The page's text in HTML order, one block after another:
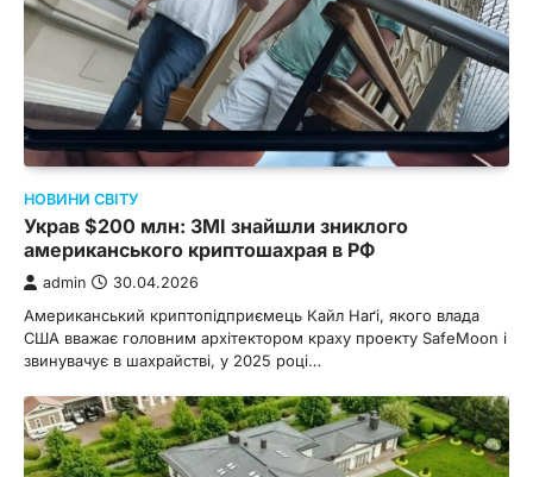
НОВИНИ СВІТУ
Украв $200 млн: ЗМІ знайшли зниклого
американського криптошахрая в РФ
admin 30.04.2026
Американський криптопідприємець Кайл Наґі, якого влада
США вважає головним архітектором краху проекту SafeMoon і
звинувачує в шахрайстві, у 2025 році…